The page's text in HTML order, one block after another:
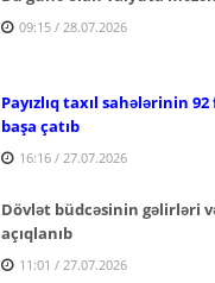
09:15 / 28.07.2026
Payızlıq taxıl sahələrinin
başa çatıb
16:16 / 27.07.2026
Dövlət büdcəsinin gəlirləri
açıqlanıb
11:01 / 27.07.2026